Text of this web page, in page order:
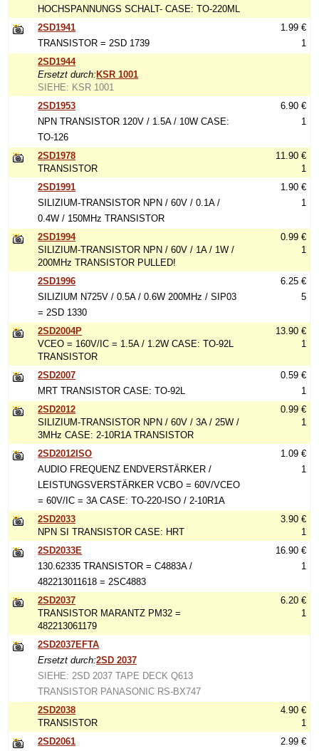
HOCHSPANNUNGS SCHALT- CASE: TO-220ML
2SD1941
TRANSISTOR = 2SD 1739
1.99 €
1
2SD1944
Ersetzt durch: KSR 1001
SIEHE: KSR 1001
2SD1953
NPN TRANSISTOR 120V / 1.5A / 10W CASE:
TO-126
6.90 €
1
2SD1978
TRANSISTOR
11.90 €
1
2SD1991
SILIZIUM-TRANSISTOR NPN / 60V / 0.1A /
0.4W / 150MHz TRANSISTOR
1.90 €
1
2SD1994
SILIZIUM-TRANSISTOR NPN / 60V / 1A / 1W /
200MHz TRANSISTOR PULLED!
0.99 €
1
2SD1996
SILIZIUM N725V / 0.5A / 0.6W 200MHz / SIP03
= 2SD 1330
6.25 €
5
2SD2004P
VCEO = 160V/IC = 1.5A / 1.2W CASE: TO-92L
TRANSISTOR
13.90 €
1
2SD2007
MRT TRANSISTOR CASE: TO-92L
0.59 €
1
2SD2012
SILIZIUM-TRANSISTOR NPN / 60V / 3A / 25W /
3MHz CASE: 2-10R1A TRANSISTOR
0.99 €
1
2SD2012ISO
AUDIO FREQUENZ ENDVERSTÄRKER /
LEISTUNGSVERSTÄRKER VCBO = 60V/VCEO
= 60V/IC = 3A CASE: TO-220-ISO / 2-10R1A
1.09 €
1
2SD2033
NPN SI TRANSISTOR CASE: HRT
3.90 €
1
2SD2033E
130.62335 TRANSISTOR = C4883A /
482213011618 = 2SC4883
16.90 €
1
2SD2037
TRANSISTOR MARANTZ PM32 =
482213061179
6.20 €
1
2SD2037EFTA
Ersetzt durch:2SD 2037
SIEHE: 2SD 2037 TAPE DECK Q613
TRANSISTOR PANASONIC RS-BX747
2SD2038
TRANSISTOR
4.90 €
1
2SD2061
2.99 €